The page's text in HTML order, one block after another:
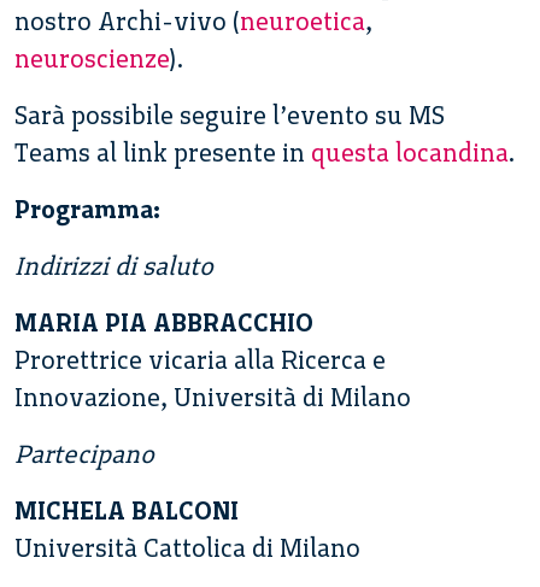
nostro Archi-vivo (neuroetica,
neuroscienze).
Sarà possibile seguire l’evento su MS
Teams al link presente in questa locandina.
Programma:
Indirizzi di saluto
MARIA PIA ABBRACCHIO
Prorettrice vicaria alla Ricerca e
Innovazione, Università di Milano
Partecipano
MICHELA BALCONI
Università Cattolica di Milano